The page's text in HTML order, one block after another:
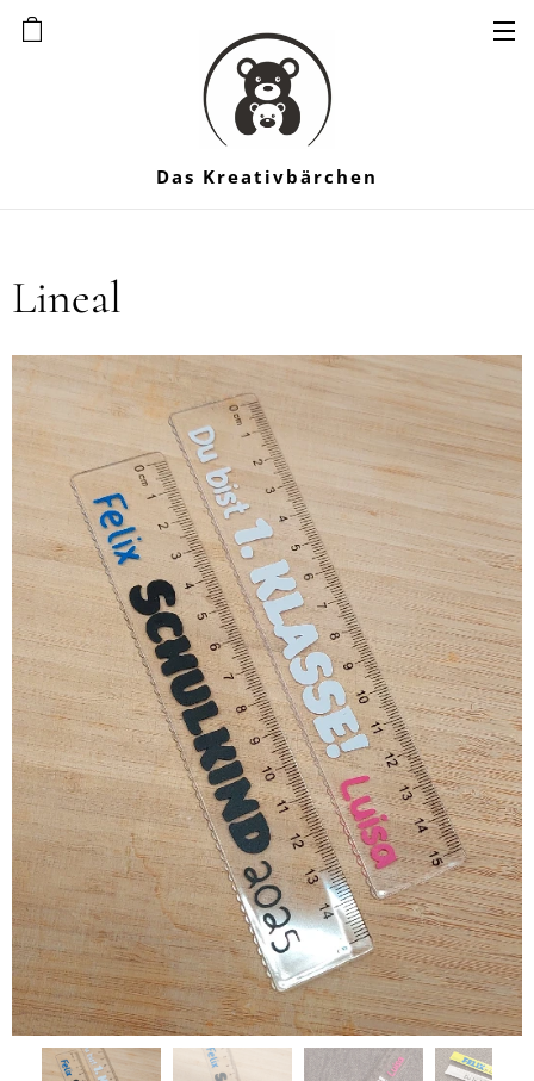
Das Kreativbärchen
Lineal
viele weitere passende Produkte für Schulanfänger